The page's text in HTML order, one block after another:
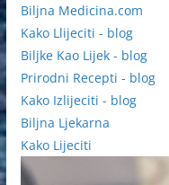
Biljna Medicina.com
Kako Llijeciti - blog
Biljke Kao Lijek - blog
Prirodni Recepti - blog
Kako Izlijeciti - blog
Biljna Ljekarna
Kako Lijeciti